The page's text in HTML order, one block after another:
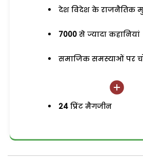
देश विदेश के राजनैतिक
7000 से ज्यादा कहानियां
समाजिक समस्याओं पर
24 प्रिंट मैगजीन